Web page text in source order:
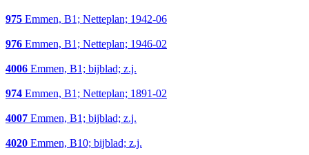
975 Emmen, B1; Netteplan; 1942-06
976 Emmen, B1; Netteplan; 1946-02
4006 Emmen, B1; bijblad; z.j.
974 Emmen, B1; Netteplan; 1891-02
4007 Emmen, B1; bijblad; z.j.
4020 Emmen, B10; bijblad; z.j.